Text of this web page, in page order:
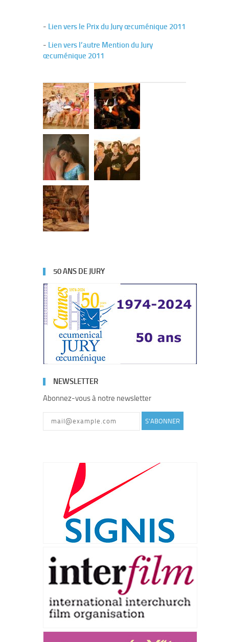
- Lien vers le Prix du Jury œcuménique 2011
- Lien vers l’autre Mention du Jury
œcuménique 2011
50 ANS DE JURY
NEWSLETTER
Abonnez-vous à notre newsletter
S'ABONNER